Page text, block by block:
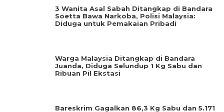
3 Wanita Asal Sabah Ditangkap di Bandara
Soetta Bawa Narkoba, Polisi Malaysia:
Diduga untuk Pemakaian Pribadi
Warga Malaysia Ditangkap di Bandara
Juanda, Diduga Selundup 1 Kg Sabu dan
Ribuan Pil Ekstasi
Bareskrim Gagalkan 86,3 Kg Sabu dan 5.171